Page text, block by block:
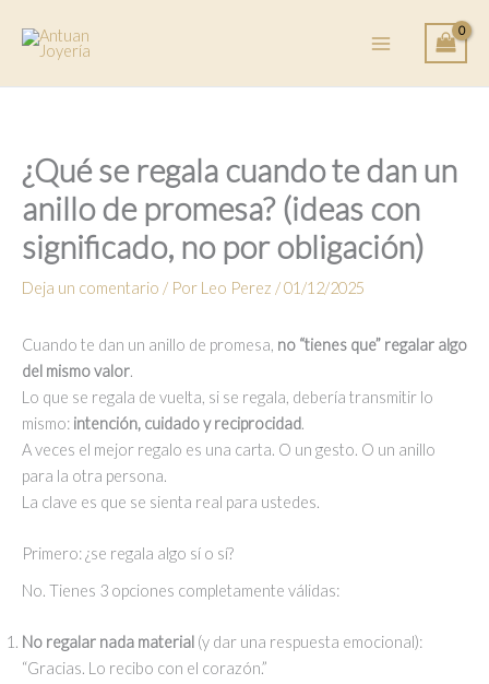
contenido
¿Qué se regala cuando te dan un
anillo de promesa? (ideas con
significado, no por obligación)
Deja un comentario / Por Leo Perez /01/12/2025
Cuando te dan un anillo de promesa, no “tienes que” regalar algo
del mismo valor.
Lo que se regala de vuelta, si se regala, debería transmitir lo
mismo: intención, cuidado y reciprocidad.
A veces el mejor regalo es una carta. O un gesto. O un anillo
para la otra persona.
La clave es que se sienta real para ustedes.
Primero: ¿se regala algo sí o sí?
No. Tienes 3 opciones completamente válidas:
No regalar nada material (y dar una respuesta emocional):
“Gracias. Lo recibo con el corazón.”